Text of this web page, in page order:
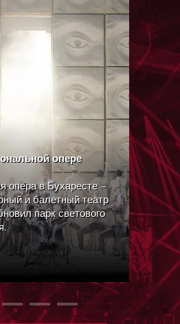
опере
опера в Бухаресте —
и балетный театр
парк светового